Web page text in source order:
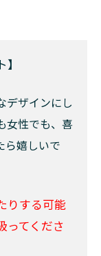
デザインにし
女性でも、喜
ら嬉しいで
りする可能
ってくださ